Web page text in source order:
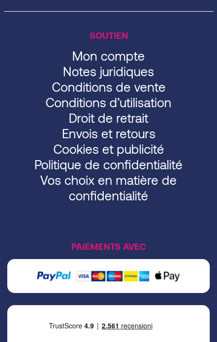
SOUTIEN
Mon compte
Notes juridiques
Conditions de vente
Conditions d’utilisation
Droit de retrait
Envois et retours
Cookies et publicité
Politique de confidentialité
Vos choix en matière de
confidentialité
PAIEMENTS AVEC